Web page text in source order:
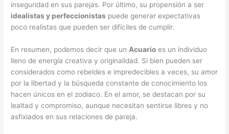
inseguridad en sus parejas. Por último, su propensión a ser
idealistas y perfeccionistas puede generar expectativas
poco realistas que pueden ser difíciles de cumplir.
En resumen, podemos decir que un Acuario es un individuo
lleno de energía creativa y originalidad. Si bien pueden ser
considerados como rebeldes e impredecibles a veces, su amor
por la libertad y la búsqueda constante de conocimiento los
hacen únicos en el zodiaco. En el amor, se destacan por su
lealtad y compromiso, aunque necesitan sentirse libres y no
asfixiados en sus relaciones de pareja.